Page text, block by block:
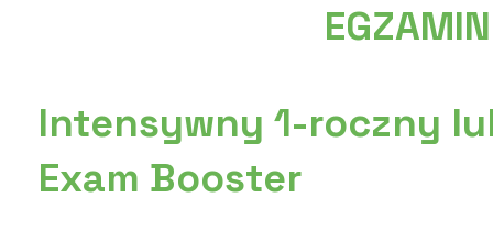
Intensywny 1-roczny
Exam Booster